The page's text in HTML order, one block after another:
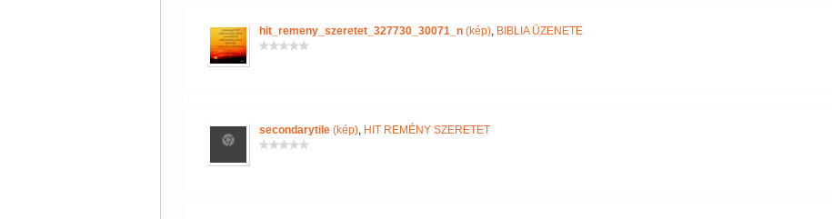
hit_remeny_szeretet_327730_30071_n(kép), BIBLIA ÜZENETE
secondarytile(kép), HIT REMÉNY SZERETET